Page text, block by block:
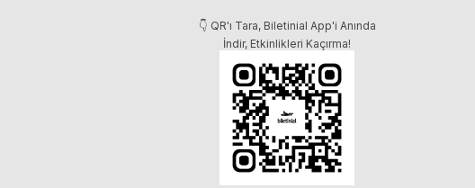
👇 QR'ı Tara, Biletinial App'i Anında
İndir, Etkinlikleri Kaçırma!